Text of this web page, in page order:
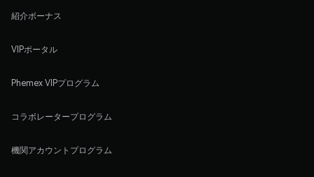
紹介ボーナス
VIPポータル
Phemex VIPプログラム
コラボレータープログラム
機関アカウントプログラム